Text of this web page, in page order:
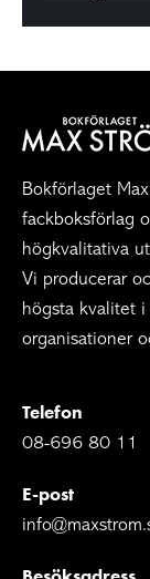
Bokförlaget
fackboksförlag
högkvalitativa
Vi producerar
högsta kvalitet i
organisationer
Telefon
08-696 80 11
E-post